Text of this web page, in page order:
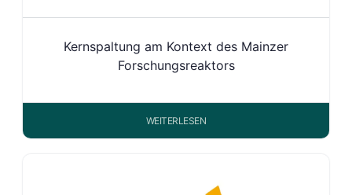
Kernspaltung am Kontext des Mainzer
Forschungsreaktors
WEITERLESEN